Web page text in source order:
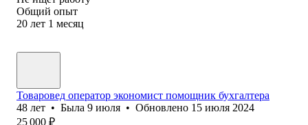
Общий опыт
20 лет 1 месяц
Товаровед оператор экономист помощник бухгалтера
48 лет • Была 9 июля • Обновлено 15 июля 2024
25 000 ₽